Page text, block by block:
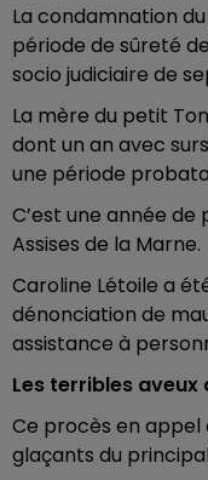
La condamnation
période de sûreté
socio judiciaire de
La mère du petit
dont un an avec
une période
C’est une année
Assises de la Marne.
Caroline Létoile a
dénonciation de
assistance à
Les terribles
Ce procès en appel
glaçants du